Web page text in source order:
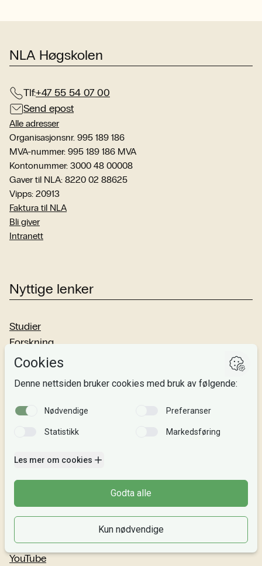
NLA Høgskolen
Tlf:+47 55 54 07 00
Send epost
Alle adresser
Organisasjonsnr. 995 189 186
MVA-nummer: 995 189 186 MVA
Kontonummer: 3000 48 00008
Gaver til NLA: 8220 02 88625
Vipps: 20913
Faktura til NLA
Bli giver
Intranett
Nyttige lenker
Studier
Forskning
Om oss
Si fra!
Følg oss
TikTok
LinkedIn
YouTube